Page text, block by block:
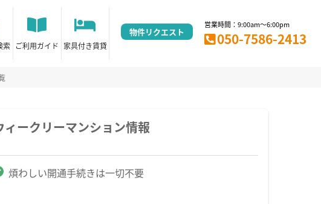
索 ご利用ガイド 家具付き賃貸
物件リクエスト
営業時間：9:00am～6:00pm
050-7586-2413
ークリーマンション情報
煩わしい開通手続きは一切不要